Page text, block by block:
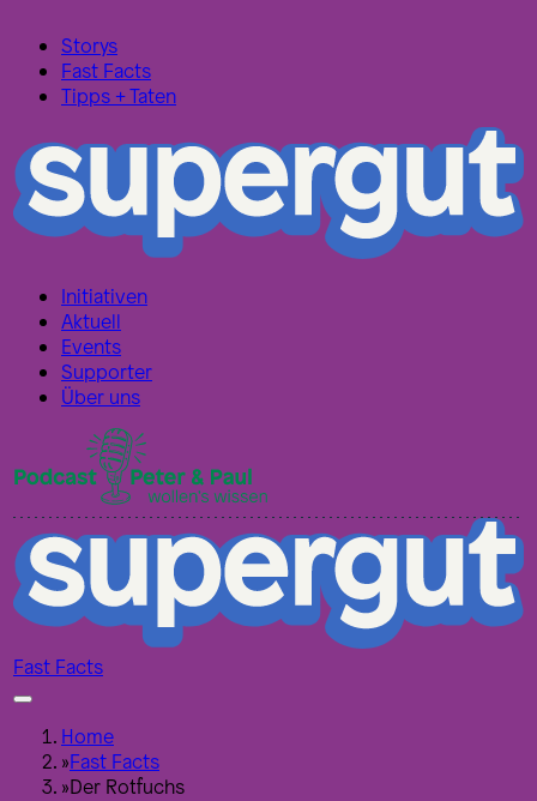
Storys
Fast Facts
Tipps + Taten
Initiativen
Aktuell
Events
Supporter
Über uns
Fast Facts
Home
»Fast Facts
»Der Rotfuchs